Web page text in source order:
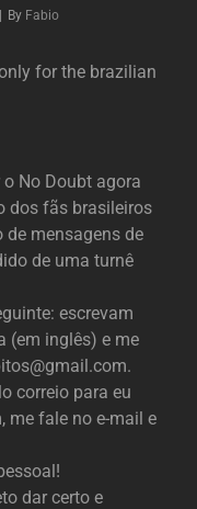
By Byline
Fabio
for the brazilian
No Doubt agora
dos fãs brasileiros
de mensagens de
de uma turnê
escrevam
(em inglês) e me
correio para eu
me fale no e-mail e
dar certo e